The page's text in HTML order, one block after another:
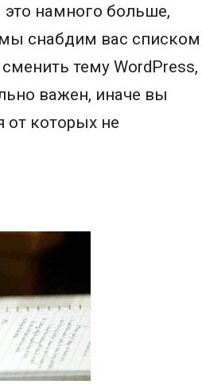
намного больше,
снабдим вас списком
тему WordPress,
важен, иначе вы
от которых не